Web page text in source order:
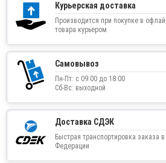
Курьерская доставка
Производится при покупке в
товара курьером
Самовывоз
Пн-Пт: с 09:00 до 18:00
Сб-Вс: выходной
Доставка СДЭК
Быстрая транспортировка заказа
Федерации